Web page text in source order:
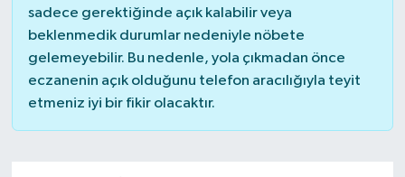
sadece gerektiğinde açık kalabilir veya
beklenmedik durumlar nedeniyle nöbete
gelemeyebilir. Bu nedenle, yola çıkmadan önce
eczanenin açık olduğunu telefon aracılığıyla teyit
etmeniz iyi bir fikir olacaktır.